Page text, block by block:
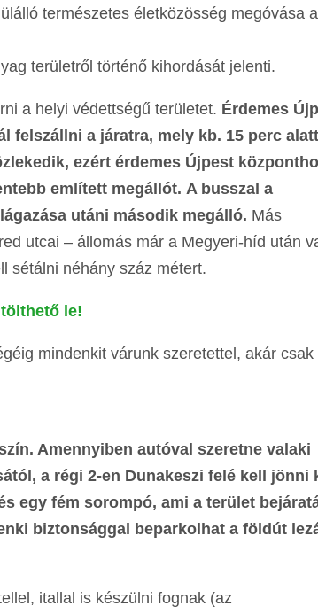
természetes életközösség megóvása a
területről történő kihordását jelenti.
a helyi védettségű területet. Érdemes
felszállni a járatra, mely kb. 15 perc alatt
ezért érdemes Újpest
említett megállót. A busszal a
utáni második megálló. Más
utcai – állomás már a Megyeri-híd után
sétálni néhány száz métert.
le!
mindenkit várunk szeretettel, akár csak
Amennyiben autóval szeretne valaki
a régi 2-en Dunakeszi felé kell jönni
egy fém sorompó, ami a terület
biztonsággal beparkolhat a földút
itallal is készülni fognak (az